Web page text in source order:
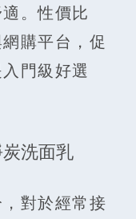
。性價比
購平台，促
門級好選
洗面乳
對於經常接